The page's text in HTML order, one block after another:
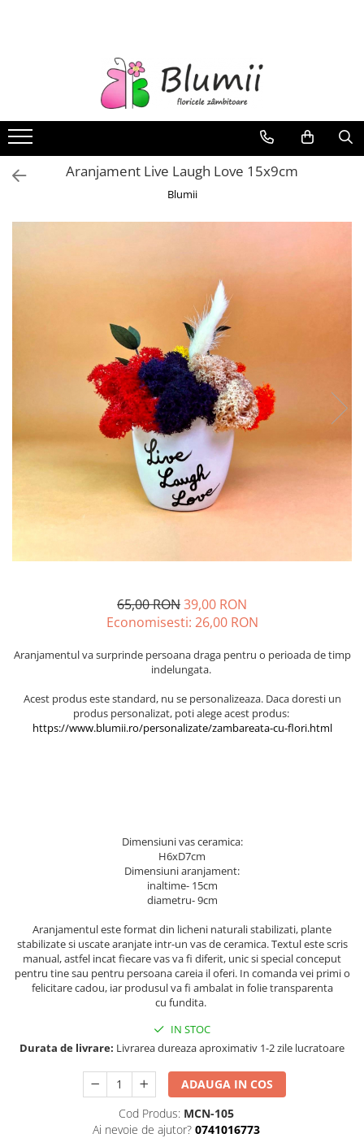
FLORI NATURALE
ARANJAMENTE
INAPOI LA SCOALA
FLORI CRIOGENATE
STATUI
Aranjament Live Laugh Love 15x9cm
Blumii
65,00 RON39,00 RON
Economisesti: 26,00 RON
Aranjamentul va surprinde persoana draga pentru o perioada de timp
indelungata.
Acest produs este standard, nu se personalizeaza. Daca doresti un
produs personalizat, poti alege acest produs: ​
https://www.blumii.ro/personalizate/zambareata-cu-flori.html
Dimensiuni vas ceramica:
H6xD7cm
Dimensiuni aranjament:
inaltime- 15cm
diametru- 9cm
Aranjamentul este format din licheni naturali stabilizati, plante
stabilizate si uscate aranjate intr-un vas de ceramica. Textul este scris
manual, astfel incat fiecare vas va fi diferit, unic si special conceput
pentru tine sau pentru persoana careia il oferi. In comanda vei primi o
felicitare cadou, iar produsul va fi ambalat in folie transparenta
cu fundita.
IN STOC
Durata de livrare: Livrarea dureaza aproximativ 1-2 zile lucratoare
ADAUGA IN COS
Cod Produs: MCN-105
Ai nevoie de ajutor? 0741016773